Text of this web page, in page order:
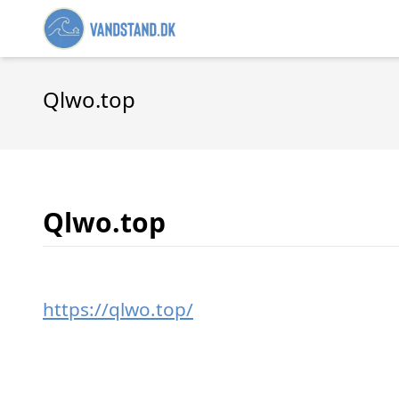
Qlwo.top
Qlwo.top
https://qlwo.top/